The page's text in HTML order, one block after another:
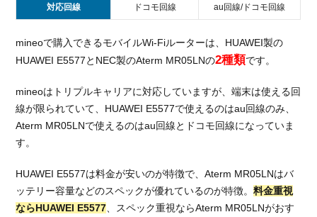
対応回線 ドコモ回線 au回線/ドコモ回線
mineoで購入できるモバイルWi-Fiルーターは、HUAWEI製の
HUAWEI E5577とNEC製のAterm MR05LNの2種類です。
mineoはトリプルキャリアに対応していますが、端末は使える回
線が限られていて、HUAWEI E5577で使えるのはau回線のみ、
Aterm MR05LNで使えるのはau回線とドコモ回線になっていま
す。
HUAWEI E5577は料金が安いのが特徴で、Aterm MR05LNはバ
ッテリー容量などのスペックが優れているのが特徴。料金重視
ならHUAWEI E5577 、スペック重視ならAterm MR05LNがおす